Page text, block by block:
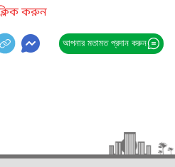
করুন
আপনার মতামত প্রদান করুন